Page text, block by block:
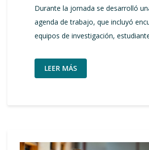
Durante la jornada se desarrolló
agenda de trabajo, que incluyó
equipos de investigación,
LEER MÁS